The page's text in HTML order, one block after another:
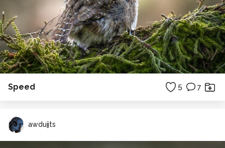
Speed 5 7
awduijts